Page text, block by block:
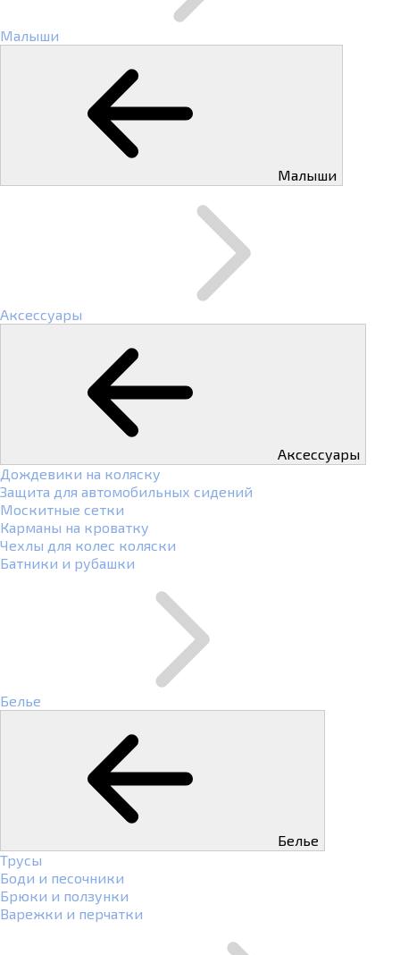
Малыши
Малыши
Аксессуары
Аксессуары
Дождевики на коляску
Защита для автомобильных сидений
Москитные сетки
Карманы на кроватку
Чехлы для колес коляски
Батники и рубашки
Белье
Белье
Трусы
Боди и песочники
Брюки и ползунки
Варежки и перчатки